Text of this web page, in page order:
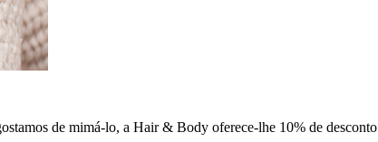
de mimá-lo, a Hair & Body oferece-lhe 10% de desconto